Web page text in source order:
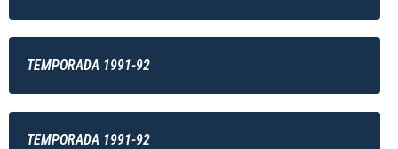
TEMPORADA 1991-92
TEMPORADA 1991-92